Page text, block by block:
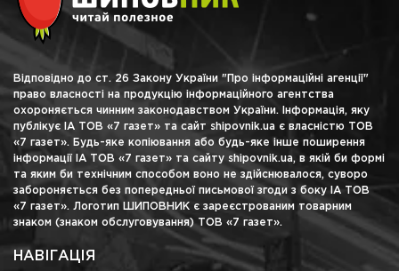
Відповідно до ст. 26 Закону України "Про інформаційні агенції"
право власності на продукцію інформаційного агентства
охороняється чинним законодавством України. Інформація, яку
публікує ІА ТОВ «7 газет» та сайт shipovnik.ua є власністю ТОВ
«7 газет». Будь-яке копіювання або будь-яке інше поширення
інформації ІА ТОВ «7 газет» та сайту shipovnik.ua, в якій би формі
та яким би технічним способом воно не здійснювалося, суворо
забороняється без попередньої письмової згоди з боку ІА ТОВ
«7 газет». Логотип ШИПОВНИК є зареєстрованим товарним
знаком (знаком обслуговування) ТОВ «7 газет».
НАВІГАЦІЯ